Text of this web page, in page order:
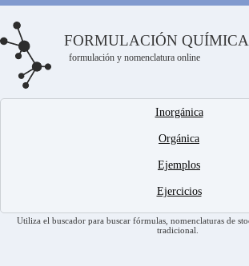
FORMULACIÓN QUÍMICA
formulación y nomenclatura online
Inorgánica
Orgánica
Ejemplos
Ejercicios
Utiliza el buscador para buscar fórmulas, nomenclaturas de
tradicional.